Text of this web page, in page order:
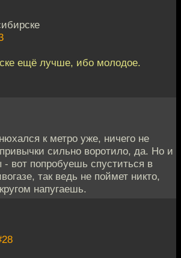
ещё лучше, ибо молодое.
к метро уже, ничего не
сильно воротило, да. Но и
- вот попробуешь спуститься в
так ведь не поймет никто,
напугаешь.